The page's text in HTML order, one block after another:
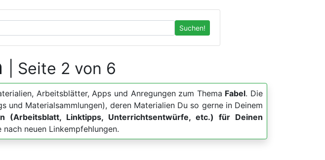
Suchen!
| Seite 2 von 6
Arbeitsblätter, Apps und Anregungen zum Thema Fabel. Die
Materialsammlungen), deren Materialien Du so gerne in Deinem
(Arbeitsblatt, Linktipps, Unterrichtsentwürfe, etc.) für Deinen
neuen Linkempfehlungen.